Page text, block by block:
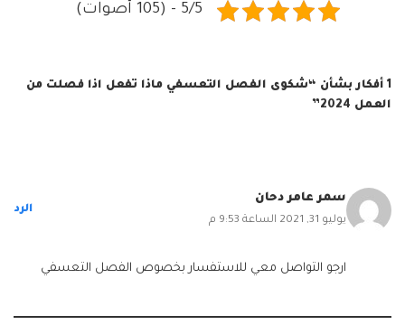
5/5 - (105 أصوات)
1 أفكار بشأن “شكوى الفصل التعسفي ماذا تفعل اذا فصلت من
العمل 2024”
سمر عامر دحان
يوليو 31, 2021 الساعة 9:53 م
الرد
ارجو التواصل معي للاستفسار بخصوص الفصل التعسفي